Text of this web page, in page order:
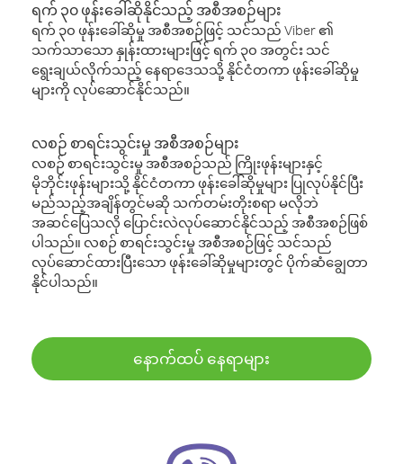
ရက် ၃၀ ဖုန်းခေါ်ဆိုနိုင်သည့် အစီအစဉ်များ
ရက် ၃၀ ဖုန်းခေါ်ဆိုမှု အစီအစဉ်ဖြင့် သင်သည် Viber ၏
သက်သာသော နှုန်းထားများဖြင့် ရက် ၃၀ အတွင်း သင်
ရွေးချယ်လိုက်သည့် နေရာဒေသသို့ နိုင်ငံတကာ ဖုန်းခေါ်ဆိုမှု
များကို လုပ်ဆောင်နိုင်သည်။
လစဉ် စာရင်းသွင်းမှု အစီအစဉ်များ
လစဉ် စာရင်းသွင်းမှု အစီအစဉ်သည် ကြိုးဖုန်းများနှင့်
မိုဘိုင်းဖုန်းများသို့ နိုင်ငံတကာ ဖုန်းခေါ်ဆိုမှုများ ပြုလုပ်နိုင်ပြီး
မည်သည့်အချိန်တွင်မဆို သက်တမ်းတိုးစရာ မလိုဘဲ
အဆင်ပြေသလို ပြောင်းလဲလုပ်ဆောင်နိုင်သည့် အစီအစဉ်ဖြစ်
ပါသည်။ လစဉ် စာရင်းသွင်းမှု အစီအစဉ်ဖြင့် သင်သည်
လုပ်ဆောင်ထားပြီးသော ဖုန်းခေါ်ဆိုမှုများတွင် ပိုက်ဆံချွေတာ
နိုင်ပါသည်။
နောက်ထပ် နေရာများ